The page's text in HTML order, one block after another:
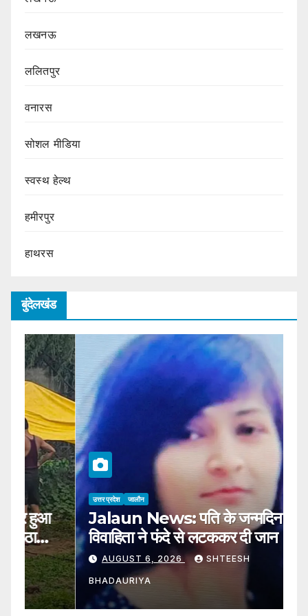
लखनऊ
ललितपुर
वनारस
सोशल मीडिया
स्वस्थ हेल्थ
हमीरपुर
हाथरस
बुंदेलखंड
उत्तर प्रदेश जालौन
Jalaun News: पति के जन्मदिन पर
विवाहिता ने फंदे से लटककर दी जान
AUGUST 6, 2026 SHTEESH
BHADAURIYA